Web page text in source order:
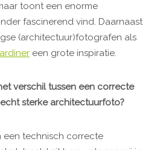
toont een enorme
fascinerend vind. Daarnaast
(architectuur)fotografen als
een grote inspiratie.
verschil tussen een correcte
sterke architectuurfoto?
een technisch correcte